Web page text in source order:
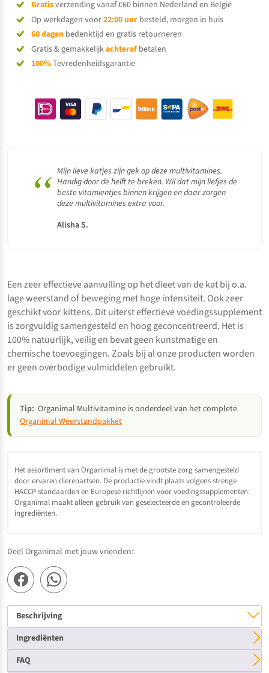
Een zeer effectieve aanvulling op het dieet van de kat bij o.a.
lage weerstand of beweging met hoge intensiteit. Ook zeer
geschikt voorkittens. Dit uiterst effectieve voedingssupplement
is zorgvuldig samengesteld en hoog geconcentreerd. Het is
100% natuurlijk, veilig en bevat geen kunstmatige en
chemische toevoegingen. Zoals bij al onze producten worden
er geen overbodige vulmiddelen gebruikt.
Tip: Organimal Multivitamine is onderdeel van het complete
Organimal Weerstandpakket
Het assortiment van Organimal is met de grootste zorg samengesteld
door ervaren dierenartsen. De productie vindt plaats volgens strenge
HACCP standaarden en Europese richtlijnen voor voedingssupplementen.
Organimal maakt alleen gebruik van geselecteerde en gecontroleerde
ingrediënten.
Deel Organimal met jouw vrienden:
Gratisverzending vanaf €60 binnen Nederland en België
Op werkdagen voor22:00 uur besteld, morgen in huis
60 dagen bedenktijd en gratis retourneren
Gratis & gemakkelijkachteraf betalen
100%Tevredenheidsgarantie
“ Mijn lieve katjes zijn gek op deze multivitamines.
Handig door de helft te breken. Wil dat mijn liefjes de
beste vitamientjes binnen krijgen en daar zorgen
deze multivitamines extra voor.
Alisha S.
Beschrijving
Ingrediënten
FAQ